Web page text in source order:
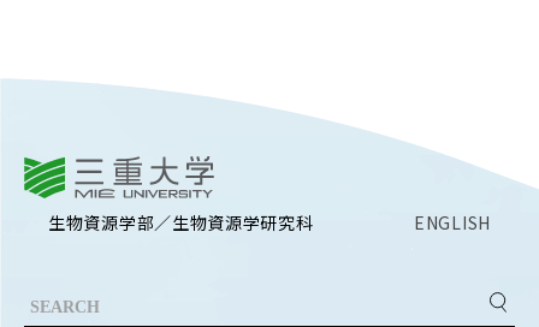
生物資源学部／生物資源学研究科 ENGLISH